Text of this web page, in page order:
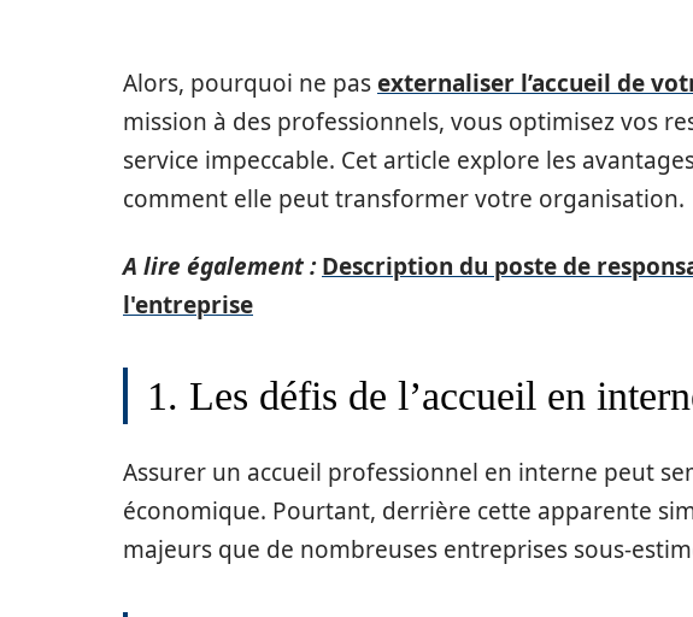
Alors, pourquoi ne pasexternaliser l’accueil de
mission à des professionnels, vous optimisez vos
service impeccable. Cet article explore les
comment elle peut transformer votre organisation.
A lire également : Description du poste de
l'entreprise
1. Les défis de l’accueil en
Assurer un accueil professionnel en interne peut
économique. Pourtant, derrière cette apparente
majeurs que de nombreuses entreprises sous-